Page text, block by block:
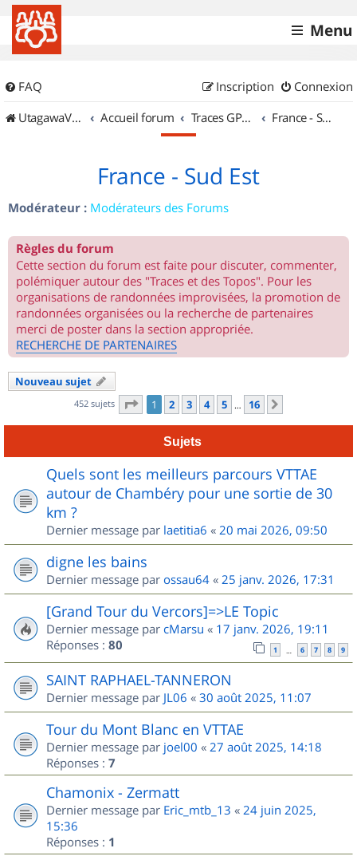
Menu
FAQ Connexion
Inscription
UtagawaVTT (Randos VTT et VTTAE avec traces GPS)
Accueil forum Traces GPS de randos VTT France - Sud Est
France - Sud Est
Modérateur : Modérateurs des Forums
Règles du forum
Cette section du forum est faite pour discuter, commenter,
polémiquer autour des "Traces et des Topos". Pour les
organisations de randonnées improvisées, la promotion de
randonnées organisées ou la recherche de partenaires
merci de poster dans la section appropriée.
RECHERCHE DE PARTENAIRES
Nouveau sujet
452 sujets Page 1sur
1 2 3 4 5 … 16
Sujets
Quels sont les meilleurs parcours VTTAE
autour de Chambéry pour une sortie de 30
km ?
Dernier message par laetitia6 « 20 mai 2026, 09:50
digne les bains
Dernier message par ossau64 « 25 janv. 2026, 17:31
[Grand Tour du Vercors]=>LE Topic
Dernier message par cMarsu « 17 janv. 2026, 19:11
Réponses : 80 1 … 6 7 8 9
SAINT RAPHAEL-TANNERON
Dernier message par JL06 « 30 août 2025, 11:07
Tour du Mont Blanc en VTTAE
Dernier message par joel00 « 27 août 2025, 14:18
Réponses : 7
Chamonix - Zermatt
Dernier message par Eric_mtb_13 « 24 juin 2025,
15:36
Réponses : 1